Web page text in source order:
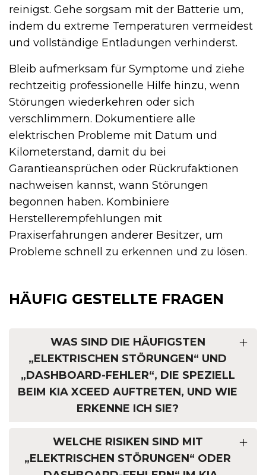
reinigst. Gehe sorgsam mit der Batterie um,
indem du extreme Temperaturen vermeidest
und vollständige Entladungen verhinderst.
Bleib aufmerksam für Symptome und ziehe
rechtzeitig professionelle Hilfe hinzu, wenn
Störungen wiederkehren oder sich
verschlimmern. Dokumentiere alle
elektrischen Probleme mit Datum und
Kilometerstand, damit du bei
Garantieansprüchen oder Rückrufaktionen
nachweisen kannst, wann Störungen
begonnen haben. Kombiniere
Herstellerempfehlungen mit
Praxiserfahrungen anderer Besitzer, um
Probleme schnell zu erkennen und zu lösen.
HÄUFIG GESTELLTE FRAGEN
WAS SIND DIE HÄUFIGSTEN
„ELEKTRISCHEN STÖRUNGEN“ UND
„DASHBOARD-FEHLER“, DIE SPEZIELL
BEIM KIA XCEED AUFTRETEN, UND WIE
ERKENNE ICH SIE?
WELCHE RISIKEN SIND MIT
„ELEKTRISCHEN STÖRUNGEN“ ODER